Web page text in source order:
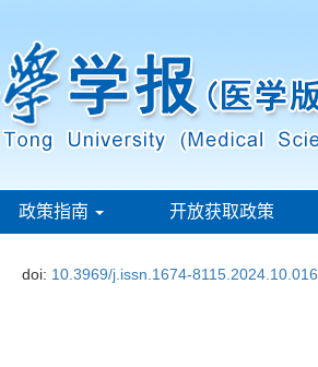
政策指南 开放获取政策
doi: 10.3969/j.issn.1674-8115.2024.10.016